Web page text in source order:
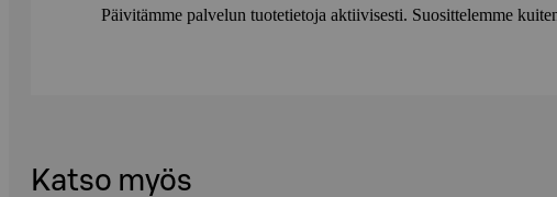
Päivitämme palvelun tuotetietoja aktiivisesti. Suosittelemme
Katso myös